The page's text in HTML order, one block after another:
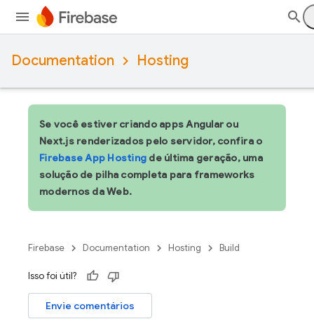
Documentation Hosting
Se você estiver criando apps Angular ou
Next.js renderizados pelo servidor, confira o
Firebase App Hosting de última geração, uma
solução de pilha completa para frameworks
modernos da Web.
Firebase Documentation Hosting Build
Isso foi útil?
Envie comentários